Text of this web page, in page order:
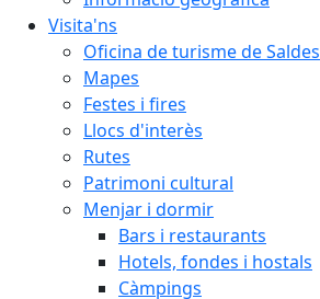
Visita'ns
Oficina de turisme de Saldes
Mapes
Festes i fires
Llocs d'interès
Rutes
Patrimoni cultural
Menjar i dormir
Bars i restaurants
Hotels, fondes i hostals
Càmpings